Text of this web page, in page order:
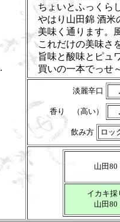
.
ちょいとふっくら
やはり山田錦 酒米
美味く通ります。風
これだけの美味さ
旨味と酸味とピュ
買いの一本でっせ
淡麗辛口 .
香り （高い） .
飲み方 ロッ
山田80
イカキ採
山田80